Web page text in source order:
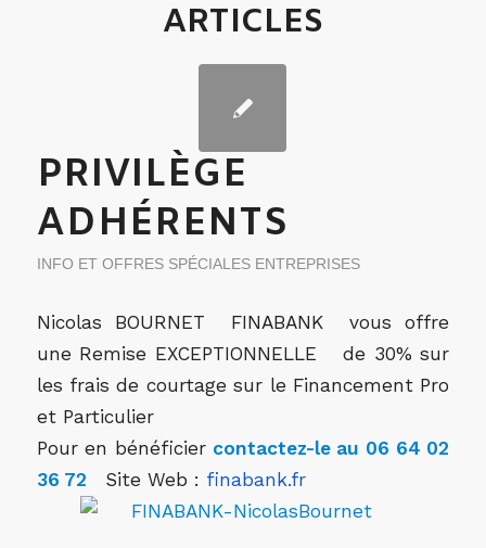
ARTICLES
PRIVILÈGE
ADHÉRENTS
INFO ET OFFRES SPÉCIALES ENTREPRISES
Nicolas BOURNET FINABANK vous offre
une Remise EXCEPTIONNELLE de 30% sur
les frais de courtage sur le Financement Pro
et Particulier
Pour en bénéficiercontactez-le au 06 64 02
36 72
Site Web : finabank.fr